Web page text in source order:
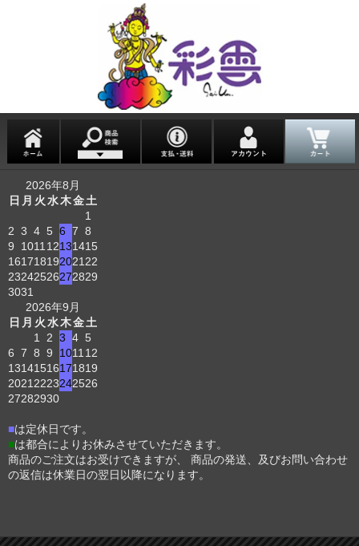
2026年8月
日 月 火水木金土
1
2 3 4 5 6 7 8
9
1011 12131415
161718192021 22
23242526272829
3031
2026年9月
日 月 火水木金土
1
2 3 4 5
6 7 8 9 1011 12
13141516171819
2021 2223242526
27282930
■は定休日です。
■は都合によりお休みさせていただきます。
商品のご注文はお受けできますが、 商品の発送、及びお問い合わせ
の返信は休業日の翌日以降になります。